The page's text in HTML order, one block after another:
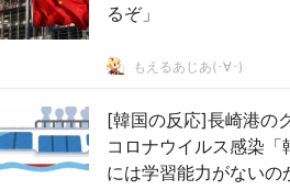
るぞ」
もえるあじあ(･∀･)
[韓国の反応]長崎港の
コロナウイルス感染
には学習能力がないの